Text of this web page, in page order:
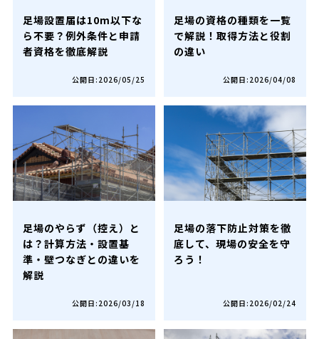
足場設置届は10m以下な
ら不要？例外条件と申請
者資格を徹底解説
公開日:2026/05/25
足場の資格の種類を一覧
で解説！取得方法と役割
の違い
公開日:2026/04/08
足場のやらず（控え）と
は？計算方法・設置基
準・壁つなぎとの違いを
解説
公開日:2026/03/18
足場の落下防止対策を徹
底して、現場の安全を守
ろう！
公開日:2026/02/24